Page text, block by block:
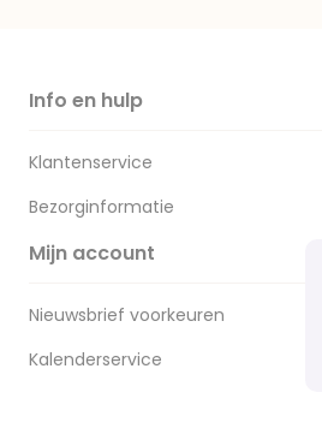
Info en hulp
Klantenservice
Bezorginformatie
Mijn account
Nieuwsbrief voorkeuren
Kalenderservice